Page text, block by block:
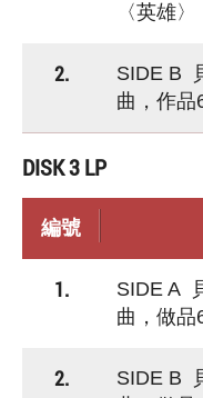
〈英雄
2.
SIDE B
曲，作品
DISK 3 LP
編號
1.
SIDE A
曲，做品
2.
SIDE B